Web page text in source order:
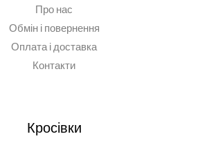
Про нас
Обмін і повернення
Оплата і доставка
Контакти
Кросівки